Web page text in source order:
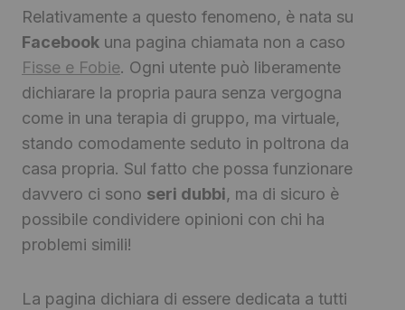
Relativamente a questo fenomeno, è nata su
Facebook una pagina chiamata non a caso
Fisse e Fobie. Ogni utente può liberamente
dichiarare la propria paura senza vergogna
come in una terapia di gruppo, ma virtuale,
stando comodamente seduto in poltrona da
casa propria. Sul fatto che possa funzionare
davvero ci sono seri dubbi, ma di sicuro è
possibile condividere opinioni con chi ha
problemi simili!
La pagina dichiara di essere dedicata a tutti